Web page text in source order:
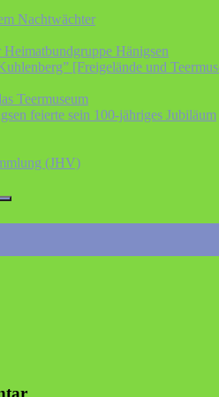
Nachtwächter
Heimatbundgruppe Hänigsen
[Freigelände und
Teermuseum
feierte sein 100-jähriges Jubiläum
(JHV)